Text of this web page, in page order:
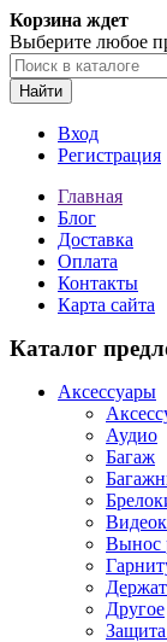
Корзина ждет
Выберите любое
Найти
Вход
Регистрация
Главная
Блог
Доставка
Оплата
Контакты
Карта сайта
Каталог
Аксессуары
Аудио
Багаж
Вынос
Другое